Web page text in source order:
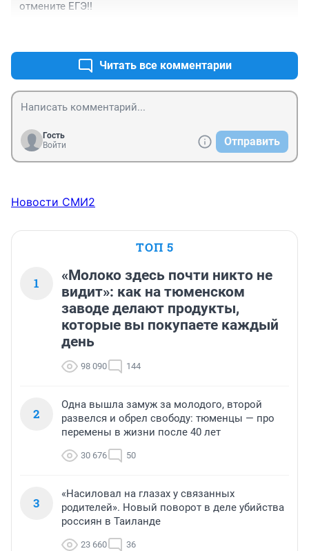
отмените ЕГЭ!!
Читать все комментарии
Гость
Войти
Отправить
Новости СМИ2
ТОП 5
1
«Молоко здесь почти никто не
видит»: как на тюменском
заводе делают продукты,
которые вы покупаете каждый
день
98 090 144
2
Одна вышла замуж за молодого, второй
развелся и обрел свободу: тюменцы — про
перемены в жизни после 40 лет
30 676 50
3
«Насиловал на глазах у связанных
родителей». Новый поворот в деле убийства
россиян в Таиланде
23 660 36